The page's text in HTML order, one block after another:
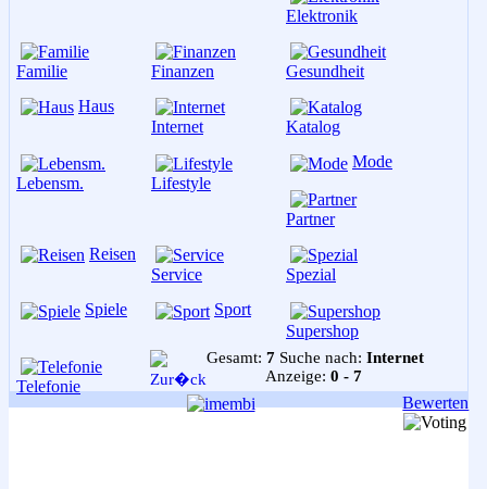
Elektronik
Familie Finanzen
Gesundheit
Haus
Internet
Katalog
Lebensm. Lifestyle
Mode
Partner
Reisen
Service
Spezial
Spiele
Sport
Supershop
Telefonie
Gesamt:7 Suche nach:Internet
Anzeige: 0 - 7
Bewerten